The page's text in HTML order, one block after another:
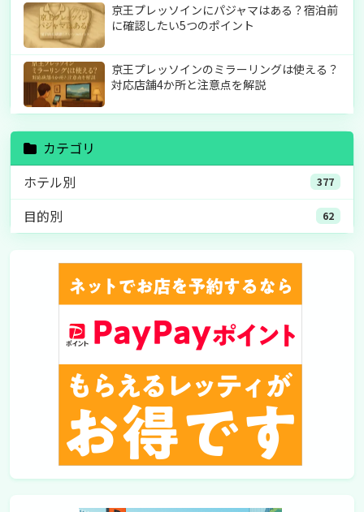
京王プレッソインにパジャマはある？宿泊前
に確認したい5つのポイント
京王プレッソインのミラーリングは使える？
対応店舗4か所と注意点を解説
カテゴリ
ホテル別
377
目的別 62